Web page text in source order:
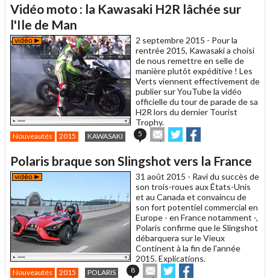
à
Vidéo moto : la Kawasaki H2R lâchée sur
l'Ile de Man
2 septembre 2015 - Pour la
rentrée 2015, Kawasaki a choisi
de nous remettre en selle de
manière plutôt expéditive ! Les
Verts viennent effectivement de
publier sur YouTube la vidéo
officielle du tour de parade de sa
H2R lors du dernier Tourist
Trophy.
Nouveautés 2015 KAWASAKI 5
Envoyer
cet
à
un
ami
Partager
sur sur
Polaris braque son Slingshot vers la France
31 août 2015 - Ravi du succès de
son trois-roues aux États-Unis
et au Canada et convaincu de
son fort potentiel commercial en
Europe - en France notamment -,
Polaris confirme que le Slingshot
débarquera sur le Vieux
Continent à la fin de l'année
2015. Explications.
Nouveautés 2015 POLARIS 8
EnvoyerPartager